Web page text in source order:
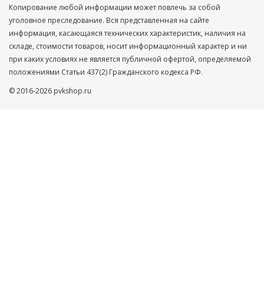
Копирование любой информации может повлечь за собой
уголовное преследование. Вся представленная на сайте
информация, касающаяся технических характеристик, наличия на
складе, стоимости товаров, носит информационный характер и ни
при каких условиях не является публичной офертой, определяемой
положениями Статьи 437(2) Гражданского кодекса РФ.
© 2016-2026 pvkshop.ru